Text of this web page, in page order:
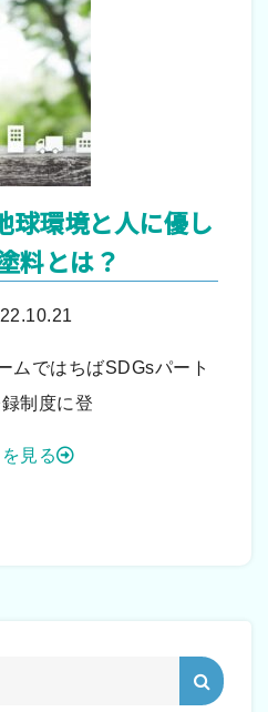
球環境と人に優し
料とは？
ムではちばSDGsパート
制度に登
見る